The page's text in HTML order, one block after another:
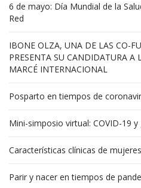
6 de mayo: Día Mundial de la
Red
IBONE OLZA, UNA DE LAS CO-
PRESENTA SU CANDIDATURA A
MARCÉ INTERNACIONAL
Posparto en tiempos de
Mini-simposio virtual: COVID-19 y
Características clínicas de
Parir y nacer en tiempos de